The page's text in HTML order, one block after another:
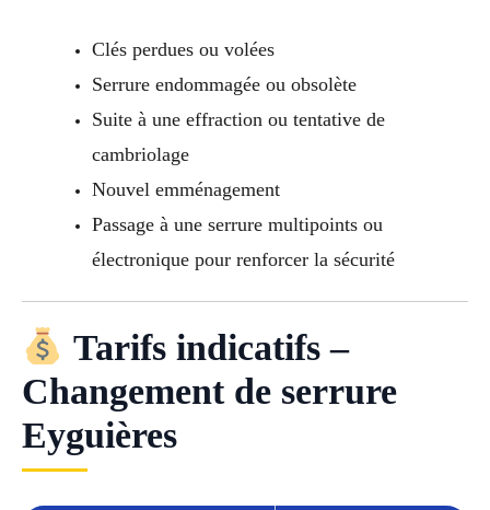
Clés perdues ou volées
Serrure endommagée ou obsolète
Suite à une effraction ou tentative de
cambriolage
Nouvel emménagement
Passage à une serrure multipoints ou
électronique pour renforcer la sécurité
Tarifs indicatifs –
Changement de serrure
Eyguières